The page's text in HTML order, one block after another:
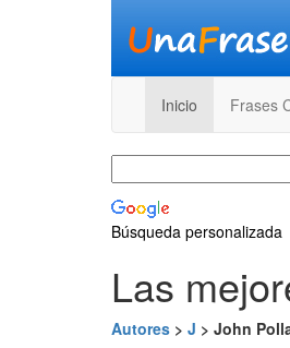
Inicio Frases
Búsqueda personalizada
Las
Autores > J > John